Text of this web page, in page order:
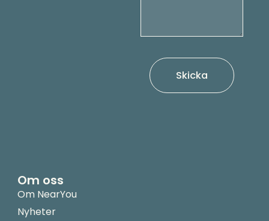
Skicka
Om oss
Om NearYou
Nyheter